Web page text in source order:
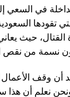
في السعي
تقودها
حيث
أن وقف
نعلم أن هذا